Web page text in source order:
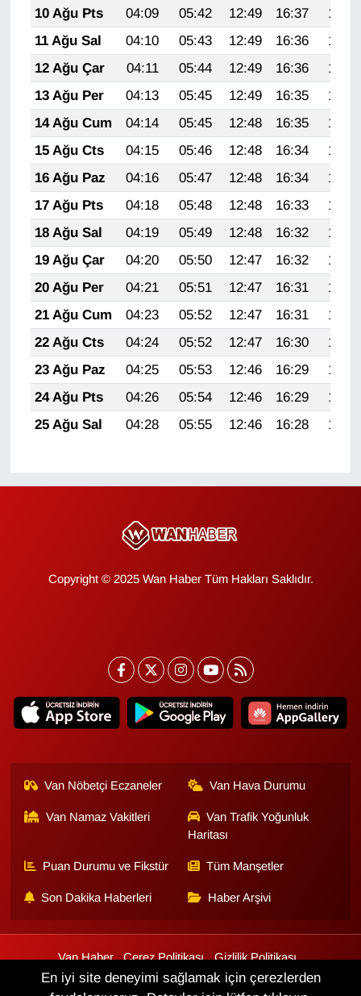
10 Ağu Pts
04:09 05:42 12:49 16:37
19:46
11 Ağu Sal
04:10 05:43 12:49 16:36
19:45
12 Ağu Çar
04:11 05:44 12:49 16:36
19:44
13 Ağu Per
04:13 05:45 12:49 16:35
19:43
14 Ağu Cum
04:14 05:45 12:48 16:35
19:41
15 Ağu Cts
04:15 05:46 12:48 16:34
19:40
16 Ağu Paz
04:16 05:47 12:48 16:34
19:39
17 Ağu Pts
04:18 05:48 12:48 16:33
19:38
18 Ağu Sal
04:19 05:49 12:48 16:32
19:36
19 Ağu Çar
04:20 05:50 12:47 16:32
19:35
20 Ağu Per
04:21 05:51 12:47 16:31
19:34
21 Ağu Cum
04:23 05:52 12:47 16:31
19:32
22 Ağu Cts
04:24 05:52 12:47 16:30
19:31
23 Ağu Paz
04:25 05:53 12:46 16:29
19:30
24 Ağu Pts
04:26 05:54 12:46 16:29
19:28
25 Ağu Sal
04:28 05:55 12:46 16:28 19:27
Copyright © 2025 Wan Haber Tüm Hakları Saklıdır.
Van Nöbetçi Eczaneler Van Hava Durumu
Van Namaz Vakitleri
Van Trafik Yoğunluk
Haritası
Puan Durumu ve Fikstür Tüm Manşetler
Son Dakika Haberleri Haber Arşivi
Van Haber Çerez Politikası
Gizlilik Politikası
Üyelik Sözleşmesi
Veri Politikası Künye İletişim
En iyi site deneyimi sağlamak için çerezlerden
SPOR
TEBRİK
TEKNOLOJİ
Turizm
VAN'DA SPOR
Vasıta
YAŞAM
YEREL